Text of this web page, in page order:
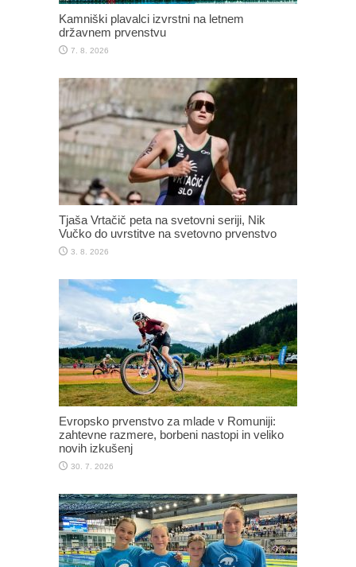
Kamniški plavalci izvrstni na letnem
državnem prvenstvu
7. 8. 2026
Tjaša Vrtačič peta na svetovni seriji, Nik
Vučko do uvrstitve na svetovno prvenstvo
3. 8. 2026
Evropsko prvenstvo za mlade v Romuniji:
zahtevne razmere, borbeni nastopi in veliko
novih izkušenj
30. 7. 2026